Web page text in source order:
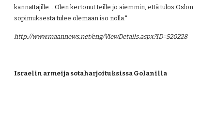
kannattajille... Olen kertonut teille jo aiemmin, että tulos Oslon
sopimuksesta tulee olemaan iso nolla."
http://www.maannews.net/eng/ViewDetails.aspx?ID=520228
Israelin armeija sotaharjoituksissa Golanilla